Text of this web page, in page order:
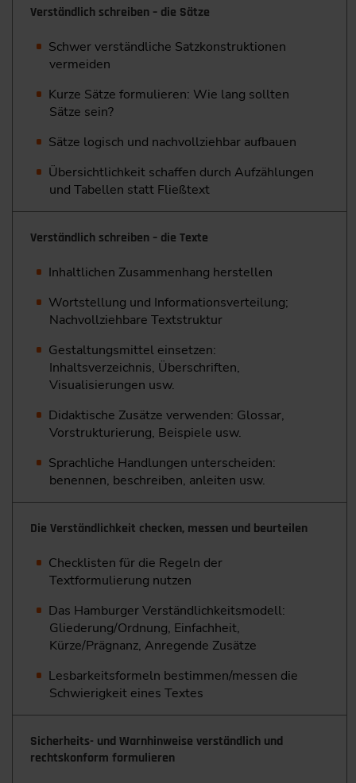
Verständlich schreiben – die Sätze
Schwer verständliche Satzkonstruktionen
vermeiden
Kurze Sätze formulieren: Wie lang sollten
Sätze sein?
Sätze logisch und nachvollziehbar aufbauen
Übersichtlichkeit schaffen durch Aufzählungen
und Tabellen statt Fließtext
Verständlich schreiben – die Texte
Inhaltlichen Zusammenhang herstellen
Wortstellung und Informationsverteilung;
Nachvollziehbare Textstruktur
Gestaltungsmittel einsetzen:
Inhaltsverzeichnis, Überschriften,
Visualisierungen usw.
Didaktische Zusätze verwenden: Glossar,
Vorstrukturierung, Beispiele usw.
Sprachliche Handlungen unterscheiden:
benennen, beschreiben, anleiten usw.
Die Verständlichkeit checken, messen und beurteilen
Checklisten für die Regeln der
Textformulierung nutzen
Das Hamburger Verständlichkeitsmodell:
Gliederung/Ordnung, Einfachheit,
Kürze/Prägnanz, Anregende Zusätze
Lesbarkeitsformeln bestimmen/messen die
Schwierigkeit eines Textes
Sicherheits- und Warnhinweise verständlich und
rechtskonform formulieren